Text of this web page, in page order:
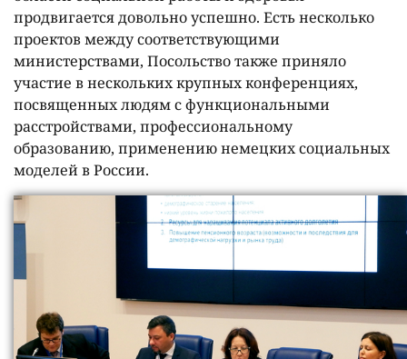
продвигается довольно успешно. Есть несколько
проектов между соответствующими
министерствами, Посольство также приняло
участие в нескольких крупных конференциях,
посвященных людям с функциональными
расстройствами, профессиональному
образованию, применению немецких социальных
моделей в России.